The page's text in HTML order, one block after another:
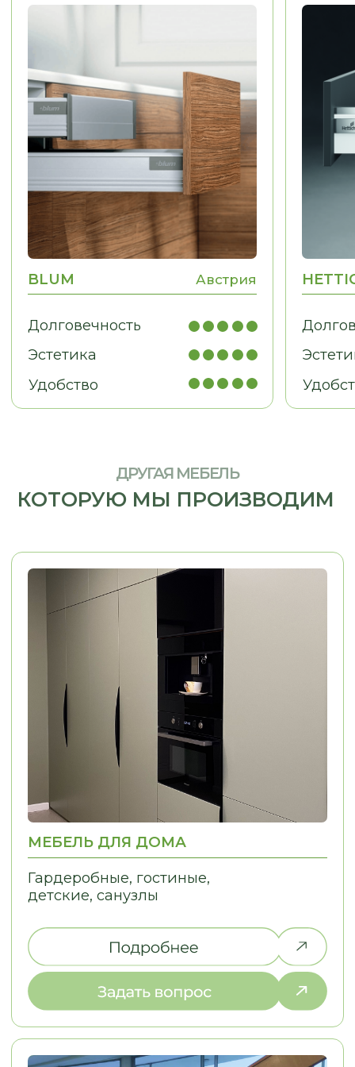
Дайте нам знать, и мы найдем
решение для вашей идеи!
ЧТО ИСКАЛИ?
МЕБЕЛЬ ДЛЯ ДОМА
Гардеробные, гостиные,
детские, санузлы
Рабочие места, мебель для
кабинетов, зоны ресепшн
С НАМИ УДОБНО — МЫ
ПРЕВРАЩАЕМ СЛОЖНЫЕ ДЛЯ ВАС